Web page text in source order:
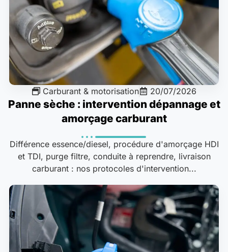
Carburant & motorisation 20/07/2026
Panne sèche : intervention dépannage et
amorçage carburant
Différence essence/diesel, procédure d'amorçage HDI
et TDI, purge filtre, conduite à reprendre, livraison
carburant : nos protocoles d'intervention...